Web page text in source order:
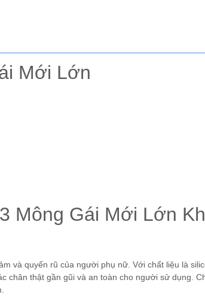
Mới Lớn
Mông Gái Mới Lớn
và quyến rũ của người phụ nữ. Với chất liệu là
chân thật gần gũi và an toàn cho người sử dụng.